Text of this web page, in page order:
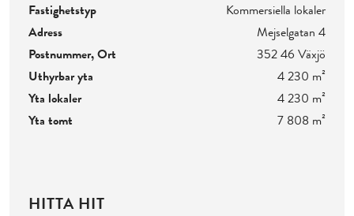
Fastighetstyp
Kommersiella lokaler
Adress
Mejselgatan 4
Postnummer, Ort
352 46 Växjö
Uthyrbar yta
4 230 m²
Yta lokaler
4 230 m²
Yta tomt
7 808 m²
HITTA HIT